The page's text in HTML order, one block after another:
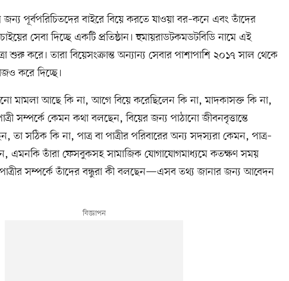
পূর্বপরিচিতদের বাইরে বিয়ে করতে যাওয়া বর–কনে এবং তাঁদের
সেবা দিচ্ছে একটি প্রতিষ্ঠান। হুমায়রাডটকমডটবিডি নামে এই
শুরু করে। তারা বিয়েসংক্রান্ত অন্যান্য সেবার পাশাপাশি ২০১৭ সাল থেকে
করে দিচ্ছে।
মামলা আছে কি না, আগে বিয়ে করেছিলেন কি না, মাদকাসক্ত কি না,
সম্পর্কে কেমন কথা বলছেন, বিয়ের জন্য পাঠানো জীবনবৃত্তান্তে
তা সঠিক কি না, পাত্র বা পাত্রীর পরিবারের অন্য সদস্যরা কেমন, পাত্র–
এমনকি তাঁরা ফেসবুকসহ সামাজিক যোগাযোগমাধ্যমে কতক্ষণ সময়
পাত্রীর সম্পর্কে তাঁদের বন্ধুরা কী বলছেন—এসব তথ্য জানার জন্য আবেদন